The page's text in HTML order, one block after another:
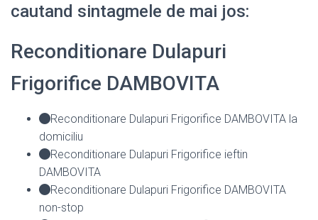
cautand sintagmele de mai jos:
Reconditionare Dulapuri
Frigorifice DAMBOVITA
Reconditionare Dulapuri Frigorifice DAMBOVITA la
domiciliu
Reconditionare Dulapuri Frigorifice ieftin
DAMBOVITA
Reconditionare Dulapuri Frigorifice DAMBOVITA
non-stop